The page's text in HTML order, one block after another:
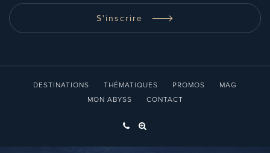
S'inscrire
DESTINATIONS THÉMATIQUES PROMOS
MAG
MON ABYSS
CONTACT